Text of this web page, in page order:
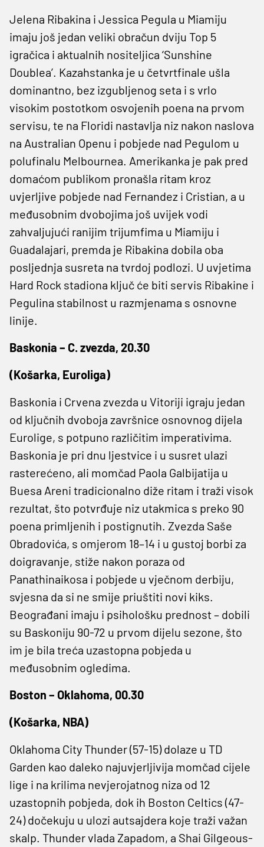
Jelena Ribakina i Jessica Pegula u Miamiju
imaju još jedan veliki obračun dviju Top 5
igračica i aktualnih nositeljica ‘Sunshine
Doublea’. Kazahstanka je u četvrtfinale ušla
dominantno, bez izgubljenog seta i s vrlo
visokim postotkom osvojenih poena na prvom
servisu, te na Floridi nastavlja niz nakon naslova
na Australian Openu i pobjede nad Pegulom u
polufinalu Melbournea. Amerikanka je pak pred
domaćom publikom pronašla ritam kroz
uvjerljive pobjede nad Fernandez i Cristian, a u
međusobnim dvobojima još uvijek vodi
zahvaljujući ranijim trijumfima u Miamiju i
Guadalajari, premda je Ribakina dobila oba
posljednja susreta na tvrdoj podlozi. U uvjetima
Hard Rock stadiona ključ će biti servis Ribakine i
Pegulina stabilnost u razmjenama s osnovne
linije.
Baskonia – C. zvezda, 20.30
(Košarka, Euroliga)
Baskonia i Crvena zvezda u Vitoriji igraju jedan
od ključnih dvoboja završnice osnovnog dijela
Eurolige, s potpuno različitim imperativima.
Baskonia je pri dnu ljestvice i u susret ulazi
rasterećeno, ali momčad Paola Galbijatija u
Buesa Areni tradicionalno diže ritam i traži visok
rezultat, što potvrđuje niz utakmica s preko 90
poena primljenih i postignutih. Zvezda Saše
Obradovića, s omjerom 18–14 i u gustoj borbi za
doigravanje, stiže nakon poraza od
Panathinaikosa i pobjede u vječnom derbiju,
svjesna da si ne smije priuštiti novi kiks.
Beograđani imaju i psihološku prednost – dobili
su Baskoniju 90-72 u prvom dijelu sezone, što
im je bila treća uzastopna pobjeda u
međusobnim ogledima.
Boston – Oklahoma, 00.30
(Košarka, NBA)
Oklahoma City Thunder (57-15) dolaze u TD
Garden kao daleko najuvjerljivija momčad cijele
lige i na krilima nevjerojatnog niza od 12
uzastopnih pobjeda, dok ih Boston Celtics (47-
24) dočekuju u ulozi autsajdera koje traži važan
skalp. Thunder vlada Zapadom, a Shai Gilgeous-